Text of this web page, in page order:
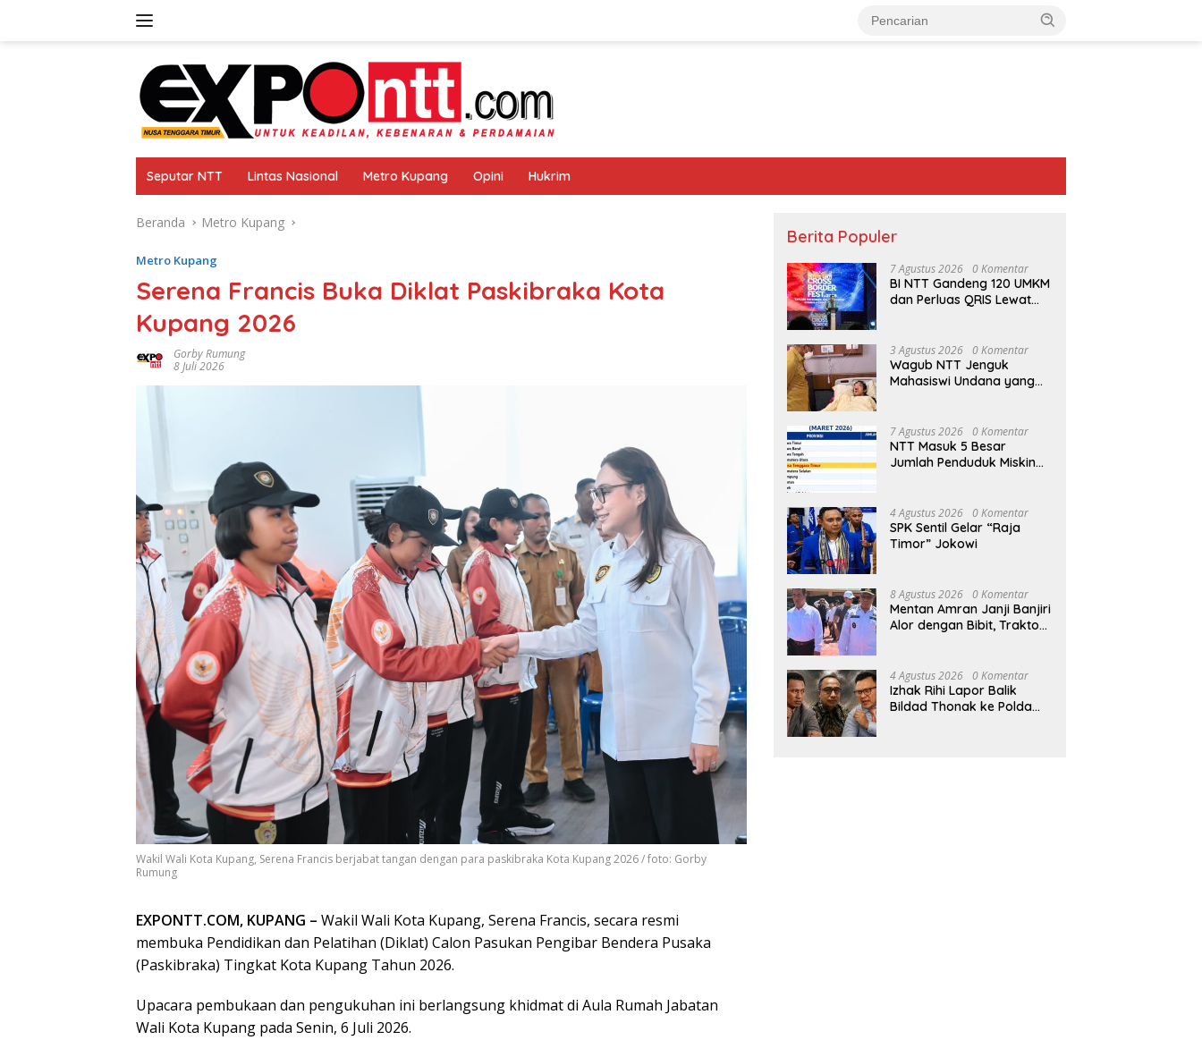
Seputar NTT Lintas Nasional Metro Kupang Opini Hukrim
Beranda Metro Kupang
Metro Kupang
Serena Francis Buka Diklat Paskibraka Kota
Kupang 2026
Gorby Rumung
8 Juli 2026
Wakil Wali Kota Kupang, Serena Francis berjabat tangan dengan para paskibraka Kota Kupang 2026 / foto: Gorby
Rumung
EXPONTT.COM, KUPANG – Wakil Wali Kota Kupang, Serena Francis, secara resmi
membuka Pendidikan dan Pelatihan (Diklat) Calon Pasukan Pengibar Bendera Pusaka
(Paskibraka) Tingkat Kota Kupang Tahun 2026.
Upacara pembukaan dan pengukuhan ini berlangsung khidmat di Aula Rumah Jabatan
Wali Kota Kupang pada Senin, 6 Juli 2026.
Berita Populer
7 Agustus 2026 0 Komentar
BI NTT Gandeng 120 UMKM
dan Perluas QRIS Lewat
3 Agustus 2026 0 Komentar
Wagub NTT Jenguk
Mahasiswi Undana yang
7 Agustus 2026 0 Komentar
NTT Masuk 5 Besar
Jumlah Penduduk Miskin
4 Agustus 2026 0 Komentar
SPK Sentil Gelar “Raja
Timor” Jokowi
8 Agustus 2026 0 Komentar
Mentan Amran Janji Banjiri
Alor dengan Bibit, Traktor
4 Agustus 2026 0 Komentar
Izhak Rihi Lapor Balik
Bildad Thonak ke Polda